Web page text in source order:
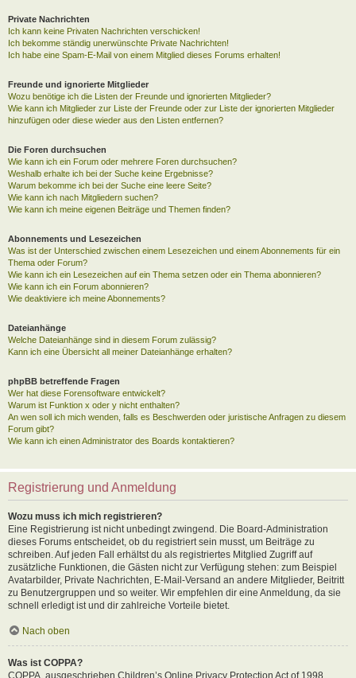
Private Nachrichten
Ich kann keine Privaten Nachrichten verschicken!
Ich bekomme ständig unerwünschte Private Nachrichten!
Ich habe eine Spam-E-Mail von einem Mitglied dieses Forums erhalten!
Freunde und ignorierte Mitglieder
Wozu benötige ich die Listen der Freunde und ignorierten Mitglieder?
Wie kann ich Mitglieder zur Liste der Freunde oder zur Liste der ignorierten Mitglieder
hinzufügen oder diese wieder aus den Listen entfernen?
Die Foren durchsuchen
Wie kann ich ein Forum oder mehrere Foren durchsuchen?
Weshalb erhalte ich bei der Suche keine Ergebnisse?
Warum bekomme ich bei der Suche eine leere Seite?
Wie kann ich nach Mitgliedern suchen?
Wie kann ich meine eigenen Beiträge und Themen finden?
Abonnements und Lesezeichen
Was ist der Unterschied zwischen einem Lesezeichen und einem Abonnements für ein
Thema oder Forum?
Wie kann ich ein Lesezeichen auf ein Thema setzen oder ein Thema abonnieren?
Wie kann ich ein Forum abonnieren?
Wie deaktiviere ich meine Abonnements?
Dateianhänge
Welche Dateianhänge sind in diesem Forum zulässig?
Kann ich eine Übersicht all meiner Dateianhänge erhalten?
phpBB betreffende Fragen
Wer hat diese Forensoftware entwickelt?
Warum ist Funktion x oder y nicht enthalten?
An wen soll ich mich wenden, falls es Beschwerden oder juristische Anfragen zu diesem
Forum gibt?
Wie kann ich einen Administrator des Boards kontaktieren?
Registrierung und Anmeldung
Wozu muss ich mich registrieren?
Eine Registrierung ist nicht unbedingt zwingend. Die Board-Administration
dieses Forums entscheidet, ob du registriert sein musst, um Beiträge zu
schreiben. Auf jeden Fall erhältst du als registriertes Mitglied Zugriff auf
zusätzliche Funktionen, die Gästen nicht zur Verfügung stehen: zum Beispiel
Avatarbilder, Private Nachrichten, E-Mail-Versand an andere Mitglieder, Beitritt
zu Benutzergruppen und so weiter. Wir empfehlen dir eine Anmeldung, da sie
schnell erledigt ist und dir zahlreiche Vorteile bietet.
Nach oben
Was ist COPPA?
COPPA, ausgeschrieben Children’s Online Privacy Protection Act of 1998